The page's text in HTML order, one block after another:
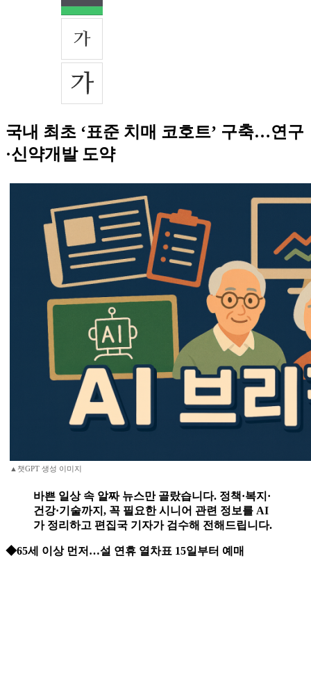
국내 최초 ‘표준 치매 코호트’ 구축…연구
·신약개발 도약
▲챗GPT 생성 이미지
바쁜 일상 속 알짜 뉴스만 골랐습니다. 정책·복지·
건강·기술까지, 꼭 필요한 시니어 관련 정보를 AI
가 정리하고 편집국 기자가 검수해 전해드립니다.
◆65세 이상 먼저…설 연휴 열차표 15일부터 예매